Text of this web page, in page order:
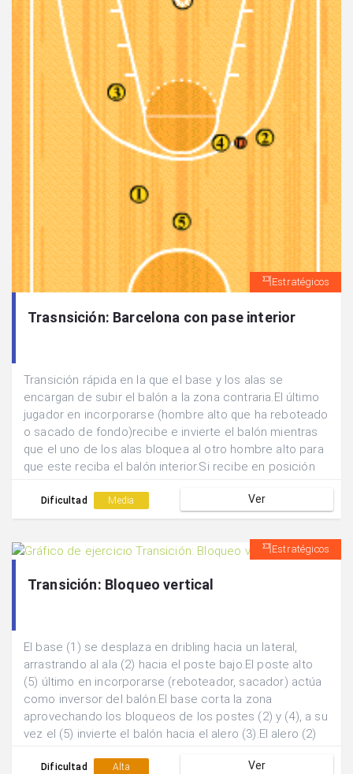
Estratégicos
Trasnsición: Barcelona con pase interior
Transición rápida en la que el base y los alas se
encargan de subir el balón a la zona contraria.El último
jugador en incorporarse (hombre alto que ha reboteado
o sacado de fondo)recibe e invierte el balón mientras
que el uno de los alas bloquea al otro hombre alto para
que este reciba el balón interior.Si recibe en posición
jugará un dentro-fuera para un tiro exterior.
Dificultad Media Ver
Estratégicos
Transición: Bloqueo vertical
El base (1) se desplaza en dribling hacia un lateral,
arrastrando al ala (2) hacia el poste bajo.El poste alto
(5) último en incorporarse (reboteador, sacador) actúa
como inversor del balón.El base corta la zona
aprovechando los bloqueos de los postes (2) y (4), a su
vez el (5) invierte el balón hacia el alero (3).El alero (2)
al exterior.El ala (2) puede finalizar con tiro exterior o
Dificultad Alta Ver